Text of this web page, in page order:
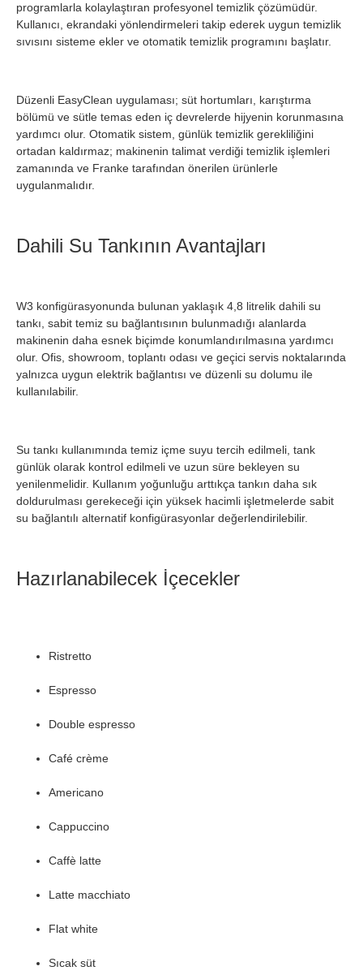
programlarla kolaylaştıran profesyonel temizlik çözümüdür.
Kullanıcı, ekrandaki yönlendirmeleri takip ederek uygun temizlik
sıvısını sisteme ekler ve otomatik temizlik programını başlatır.
Düzenli EasyClean uygulaması; süt hortumları, karıştırma
bölümü ve sütle temas eden iç devrelerde hijyenin korunmasına
yardımcı olur. Otomatik sistem, günlük temizlik gerekliliğini
ortadan kaldırmaz; makinenin talimat verdiği temizlik işlemleri
zamanında ve Franke tarafından önerilen ürünlerle
uygulanmalıdır.
Dahili Su Tankının Avantajları
W3 konfigürasyonunda bulunan yaklaşık 4,8 litrelik dahili su
tankı, sabit temiz su bağlantısının bulunmadığı alanlarda
makinenin daha esnek biçimde konumlandırılmasına yardımcı
olur. Ofis, showroom, toplantı odası ve geçici servis noktalarında
yalnızca uygun elektrik bağlantısı ve düzenli su dolumu ile
kullanılabilir.
Su tankı kullanımında temiz içme suyu tercih edilmeli, tank
günlük olarak kontrol edilmeli ve uzun süre bekleyen su
yenilenmelidir. Kullanım yoğunluğu arttıkça tankın daha sık
doldurulması gerekeceği için yüksek hacimli işletmelerde sabit
su bağlantılı alternatif konfigürasyonlar değerlendirilebilir.
Hazırlanabilecek İçecekler
Ristretto
Espresso
Double espresso
Café crème
Americano
Cappuccino
Caffè latte
Latte macchiato
Flat white
Sıcak süt